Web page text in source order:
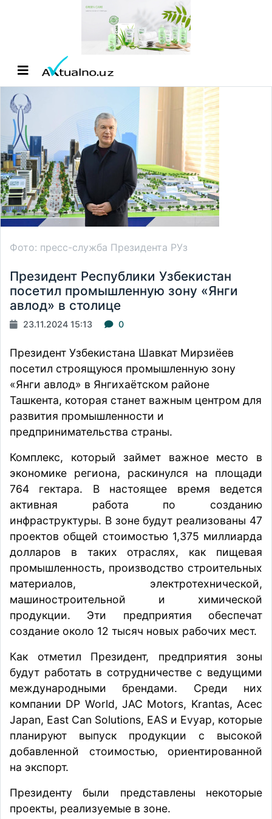
Фото: пресс-служба Президента РУз
Президент Республики Узбекистан
посетил промышленную зону «Янги
авлод» в столице
23.11.2024 15:13 0
Президент Узбекистана Шавкат Мирзиёев
посетил строящуюся промышленную зону
«Янги авлод» в Янгихаётском районе
Ташкента, которая станет важным центром для
развития промышленности и
предпринимательства страны.
Комплекс, который займет важное место в
экономике региона, раскинулся на площади
764 гектара. В настоящее время ведется
активная работа по созданию
инфраструктуры. В зоне будут реализованы 47
проектов общей стоимостью 1,375 миллиарда
долларов в таких отраслях, как пищевая
промышленность, производство строительных
материалов, электротехнической,
машиностроительной и химической
продукции. Эти предприятия обеспечат
создание около 12 тысяч новых рабочих мест.
Как отметил Президент, предприятия зоны
будут работать в сотрудничестве с ведущими
международными брендами. Среди них
компании DP World, JAC Motors, Krantas, Acec
Japan, East Can Solutions, EAS и Evyap, которые
планируют выпуск продукции с высокой
добавленной стоимостью, ориентированной
на экспорт.
Президенту были представлены некоторые
проекты, реализуемые в зоне.